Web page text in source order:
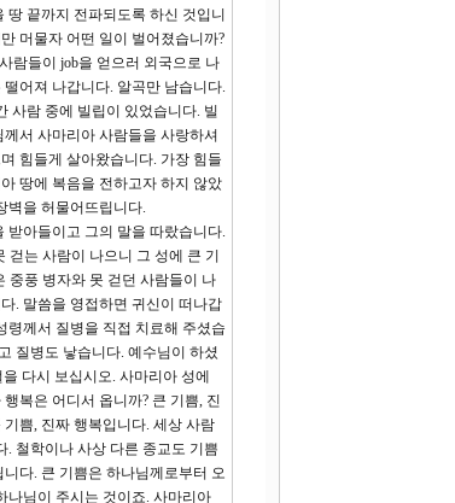
끝까지 전파되도록 하신 것입니
머물자 어떤 일이 벌어졌습니까?
람들이 job을 얻으러 외국으로 나
어져 나갑니다. 알곡만 남습니다.
사람 중에 빌립이 있었습니다. 빌
서 사마리아 사람들을 사랑하셔
힘들게 살아왔습니다. 가장 힘들
땅에 복음을 전하고자 하지 않았
벽을 허물어뜨립니다.
받아들이고 그의 말을 따랐습니다.
는 사람이 나으니 그 성에 큰 기
중풍 병자와 못 걷던 사람들이 나
. 말씀을 영접하면 귀신이 떠나갑
령께서 질병을 직접 치료해 주셨습
질병도 낳습니다. 예수님이 하셨
다시 보십시오. 사마리아 성에
복은 어디서 옵니까? 큰 기쁨, 진
쁨, 진짜 행복입니다. 세상 사람
. 철학이나 사상 다른 종교도 기쁨
다. 큰 기쁨은 하나님께로부터 오
나님이 주시는 것이죠. 사마리아